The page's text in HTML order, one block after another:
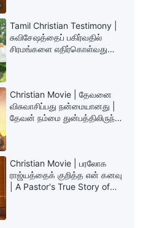
| பகுதி 326
அனுதின வார்த்தைகள்:
சீர்கேட்டினை
| பகுதி 328
அனுதின வார்த்தைகள்:
சீர்கேட்டினை
| பகுதி 329
அனுதின வார்த்தைகள்:
சீர்கேட்டினை
| பகுதி 332
Tamil Christian Testimony |
சுவிசேஷத்தைப் பகிர்வதில்
சிரமங்களை எதிர்கொள்வது
Christian Movie | தேவனை
விசுவாசிப்பது நன்மையானது |
தேவன் நம்மை துன்பத்திலிருந்து
Christian Movie | பரலோக
ராஜ்யத்தைக் குறித்த என் கனவு
| A Pastor's True Story of